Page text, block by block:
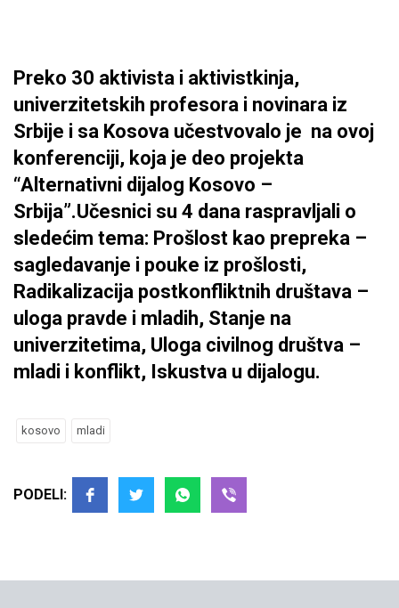
Preko 30 aktivista i aktivistkinja,
univerzitetskih profesora i novinara iz
Srbije i sa Kosova učestvovalo je na ovoj
konferenciji, koja je deo projekta
“Alternativni dijalog Kosovo –
Srbija”.Učesnici su 4 dana raspravljali o
sledećim tema: Prošlost kao prepreka –
sagledavanje i pouke iz prošlosti,
Radikalizacija postkonfliktnih društava –
uloga pravde i mladih, Stanje na
univerzitetima, Uloga civilnog društva –
mladi i konflikt, Iskustva u dijalogu.
kosovo mladi
PODELI: